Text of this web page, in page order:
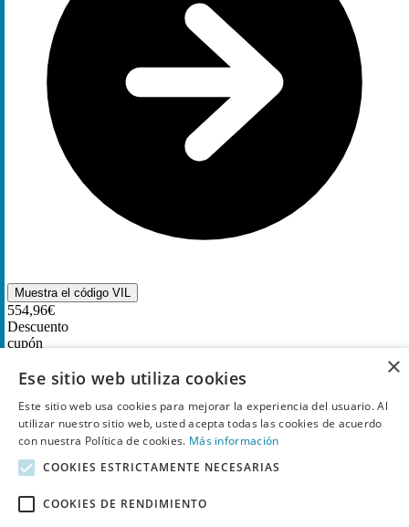
Muestra el código VIL
554,96€
Descuento
cupón
Oneplus 12 5G 12GB 256GB por
Utilizado
×
Ese sitio web utiliza cookies
Este sitio web usa cookies para mejorar la experiencia del usuario. Al
utilizar nuestro sitio web, usted acepta todas las cookies de acuerdo
con nuestra Política de cookies. Más información
COOKIES ESTRICTAMENTE NECESARIAS
COOKIES DE RENDIMIENTO